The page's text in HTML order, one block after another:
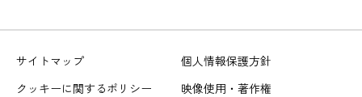
サイトマップ
個人情報保護方針
クッキーに関するポリシー
映像使用・著作権